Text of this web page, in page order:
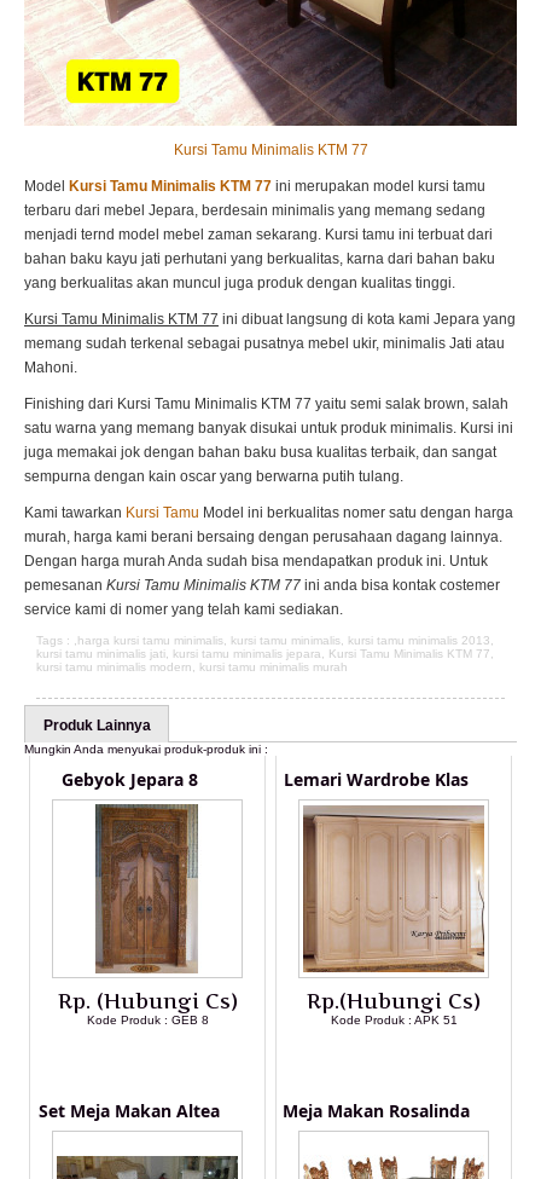
Kursi Tamu Minimalis KTM 77
Model Kursi Tamu Minimalis KTM 77 ini merupakan model kursi tamu
terbaru dari mebel Jepara, berdesain minimalis yang memang sedang
menjadi ternd model mebel zaman sekarang. Kursi tamu ini terbuat dari
bahan baku kayu jati perhutani yang berkualitas, karna dari bahan baku
yang berkualitas akan muncul juga produk dengan kualitas tinggi.
Kursi Tamu Minimalis KTM 77 ini dibuat langsung di kota kami Jepara yang
memang sudah terkenal sebagai pusatnya mebel ukir, minimalis Jati atau
Mahoni.
Finishing dari Kursi Tamu Minimalis KTM 77 yaitu semi salak brown, salah
satu warna yang memang banyak disukai untuk produk minimalis. Kursi ini
juga memakai jok dengan bahan baku busa kualitas terbaik, dan sangat
sempurna dengan kain oscar yang berwarna putih tulang.
Kami tawarkan Kursi Tamu Model ini berkualitas nomer satu dengan harga
murah, harga kami berani bersaing dengan perusahaan dagang lainnya.
Dengan harga murah Anda sudah bisa mendapatkan produk ini. Untuk
pemesanan Kursi Tamu Minimalis KTM 77 ini anda bisa kontak costemer
service kami di nomer yang telah kami sediakan.
Tags : , harga kursi tamu minimalis kursi tamu minimalis kursi tamu minimalis 2013
kursi tamu minimalis jati
kursi tamu minimalis jepara Kursi Tamu Minimalis KTM 77
kursi tamu minimalis modern
kursi tamu minimalis murah
Produk Lainnya
Mungkin Anda menyukai produk-produk ini :
Gebyok Jepara 8
Rp. (Hubungi Cs)
Kode Produk : GEB 8
Lemari Wardrobe Klas
Rp.(Hubungi Cs)
Kode Produk : APK 51
Set Meja Makan Altea Meja Makan Rosalinda